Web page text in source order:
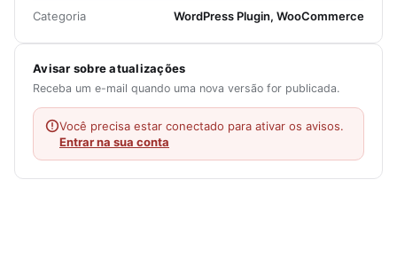
Categoria WordPress Plugin, WooCommerce
Avisar sobre atualizações
Receba um e-mail quando uma nova versão for publicada.
Você precisa estar conectado para ativar os avisos.
Entrar na sua conta